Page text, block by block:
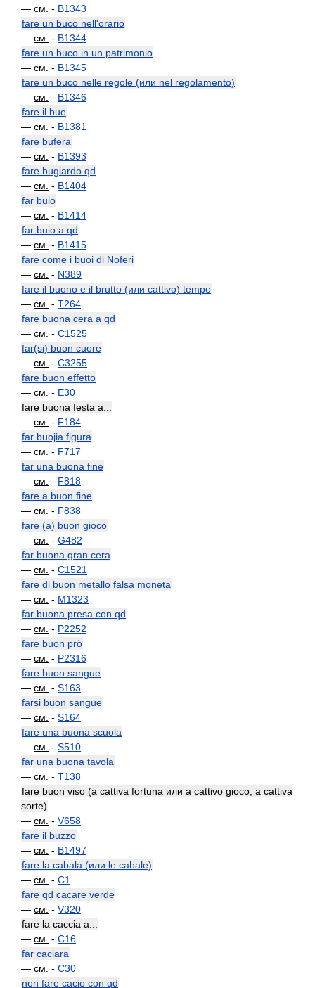
— см. - B1343
fare un buco nell'orario
— см. - B1344
fare un buco in un patrimonio
— см. - B1345
fare un buco nelle regole (или nel regolamento)
— см. - B1346
fare il bue
— см. - B1381
fare bufera
— см. - B1393
fare bugiardo qd
— см. - B1404
far buio
— см. - B1414
far buio a qd
— см. - B1415
fare come i buoi di Noferi
— см. - N389
fare il buono e il brutto (или cattivo) tempo
— см. - T264
fare buona cera a qd
— см. - C1525
far(si) buon cuore
— см. - C3255
fare buon effetto
— см. - E30
fare buona festa a...
— см. - F184
far buojia figura
— см. - F717
far una buona fine
— см. - F818
fare a buon fine
— см. - F838
fare (a) buon gioco
— см. - G482
far buona gran cera
— см. - C1521
fare di buon metallo falsa moneta
— см. - M1323
far buona presa con qd
— см. - P2252
fare buon prò
— см. - P2316
fare buon sangue
— см. - S163
farsi buon sangue
— см. - S164
fare una buona scuola
— см. - S510
far una buona tavola
— см. - T138
fare buon viso (a cattiva fortuna или a cattivo gioco, a cattiva
sorte)
— см. - V658
fare il buzzo
— см. - B1497
fare la cabala (или le cabale)
— см. - C1
fare qd cacare verde
— см. - V320
fare la caccia a...
— см. - C16
far caciara
— см. - C30
non fare cacio con qd